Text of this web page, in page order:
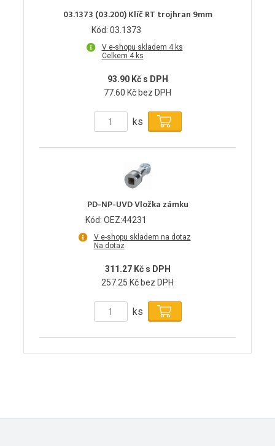
03.1373 (03.200) Klíč RT trojhran 9mm
Kód: 03.1373
V e-shopu skladem 4 ks
Celkem 4 ks
93.90 Kč s DPH
77.60 Kč bez DPH
ks
PD-NP-UVD Vložka zámku
Kód: OEZ:44231
V e-shopu skladem na dotaz
Na dotaz
311.27 Kč s DPH
257.25 Kč bez DPH
ks